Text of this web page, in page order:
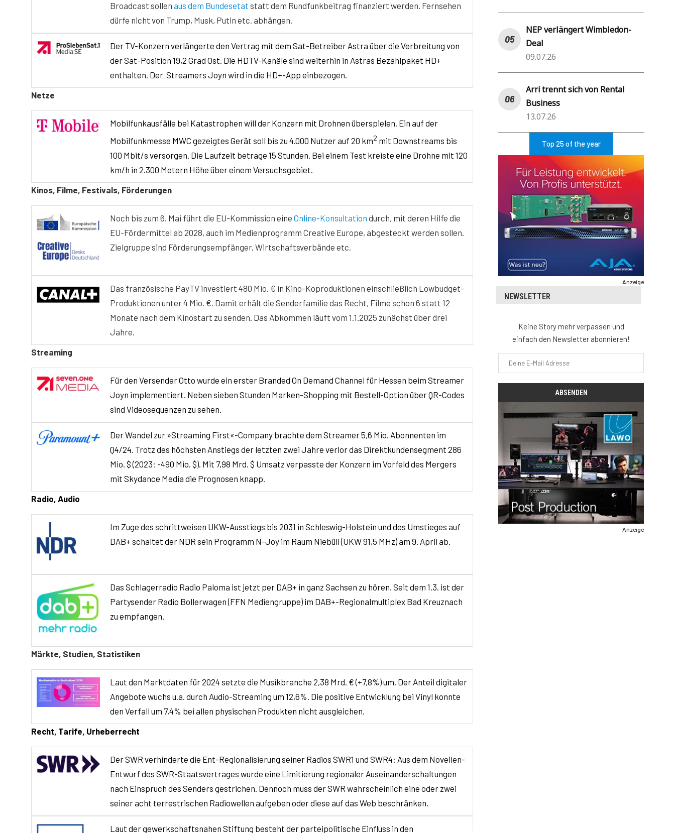
Broadcast sollen aus dem Bundesetat statt dem Rundfunkbeitrag finanziert werden. Fernsehen
dürfe nicht von Trump, Musk, Putin etc. abhängen.
Der TV-Konzern verlängerte den Vertrag mit dem Sat-Betreiber Astra über die Verbreitung von
der Sat-Position 19,2 Grad Ost. Die HDTV-Kanäle sind weiterhin in Astras Bezahlpaket HD+
enthalten. Der Streamers Joyn wird in die HD+-App einbezogen.
Netze
Mobilfunkausfälle bei Katastrophen will der Konzern mit Drohnen überspielen. Ein auf der
Mobilfunkmesse MWC gezeigtes Gerät soll bis zu 4.000 Nutzer auf 20 km2 mit Downstreams bis
100 Mbit/s versorgen. Die Laufzeit betrage 15 Stunden. Bei einem Test kreiste eine Drohne mit 120
km/h in 2.300 Metern Höhe über einem Versuchsgebiet.
Kinos, Filme, Festivals, Förderungen
Noch bis zum 6. Mai führt die EU-Kommission eine Online-Konsultation durch, mit deren Hilfe die
EU-Fördermittel ab 2028, auch im Medienprogramm Creative Europe, abgesteckt werden sollen.
Zielgruppe sind Förderungsempfänger, Wirtschaftsverbände etc.
Das französische PayTV investiert 480 Mio. € in Kino-Koproduktionen einschließlich Lowbudget-
Produktionen unter 4 Mio. €. Damit erhält die Senderfamilie das Recht, Filme schon 6 statt 12
Monate nach dem Kinostart zu senden. Das Abkommen läuft vom 1.1.2025 zunächst über drei
Jahre.
Streaming
Für den Versender Otto wurde ein erster Branded On Demand Channel für Hessen beim Streamer
Joyn implementiert. Neben sieben Stunden Marken-Shopping mit Bestell-Option über QR-Codes
sind Videosequenzen zu sehen.
Der Wandel zur »Streaming First«-Company brachte dem Streamer 5,6 Mio. Abonnenten im
Q4/24. Trotz des höchsten Anstiegs der letzten zwei Jahre verlor das Direktkundensegment 286
Mio. $ (2023: -490 Mio. $). Mit 7,98 Mrd. $ Umsatz verpasste der Konzern im Vorfeld des Mergers
mit Skydance Media die Prognosen knapp.
Radio, Audio
Im Zuge des schrittweisen UKW-Ausstiegs bis 2031 in Schleswig-Holstein und des Umstieges auf
DAB+ schaltet der NDR sein Programm N-Joy im Raum Niebüll (UKW 91,5 MHz) am 9. April ab.
Das Schlagerradio Radio Paloma ist jetzt per DAB+ in ganz Sachsen zu hören. Seit dem 1.3. ist der
Partysender Radio Bollerwagen (FFN Mediengruppe) im DAB+-Regionalmultiplex Bad Kreuznach
zu empfangen.
Märkte, Studien, Statistiken
Laut den Marktdaten für 2024 setzte die Musikbranche 2,38 Mrd. € (+7,8%) um. Der Anteil digitaler
Angebote wuchs u.a. durch Audio-Streaming um 12,6%. Die positive Entwicklung bei Vinyl konnte
den Verfall um 7,4% bei allen physischen Produkten nicht ausgleichen.
Recht, Tarife, Urheberrecht
Der SWR verhinderte die Ent-Regionalisierung seiner Radios SWR1 und SWR4: Aus dem Novellen-
Entwurf des SWR-Staatsvertrages wurde eine Limitierung regionaler Auseinanderschaltungen
nach Einspruch des Senders gestrichen. Dennoch muss der SWR wahrscheinlich eine oder zwei
seiner acht terrestrischen Radiowellen aufgeben oder diese auf das Web beschränken.
Laut der gewerkschaftsnahen Stiftung besteht der parteipolitische Einfluss in den
NEP verlängert Wimbledon-
Deal
09.07.26
Arri trennt sich von Rental
Business
13.07.26
Top 25 of the year
Anzeige
NEWSLETTER
Keine Story mehr verpassen und
einfach den Newsletter abonnieren!
Anzeige